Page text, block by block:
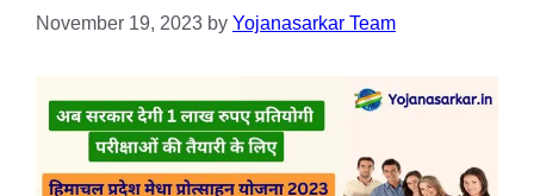
November 19, 2023 by Yojanasarkar Team